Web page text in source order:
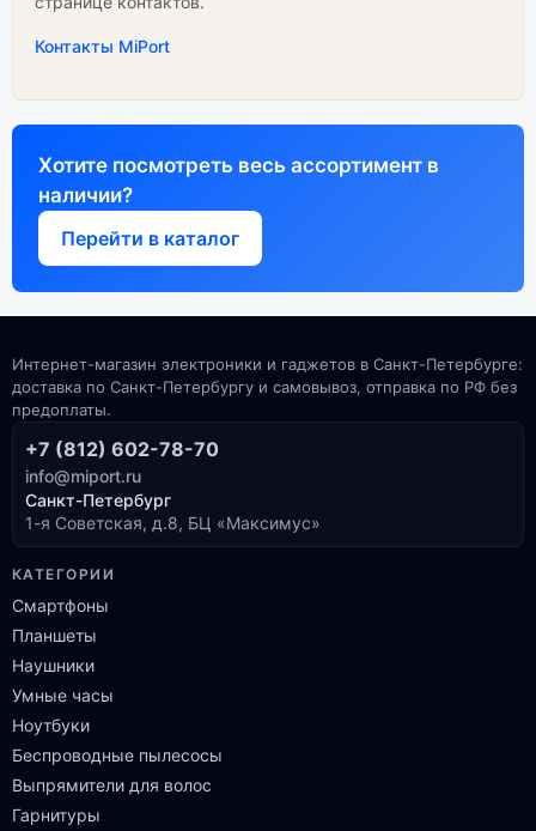
Контакты MiPort
Хотите посмотреть весь ассортимент в
наличии?
Перейти в каталог
Интернет-магазин электроники и гаджетов в Санкт-Петербурге:
доставка по Санкт-Петербургу и самовывоз, отправка по РФ без
предоплаты.
+7 (812) 602-78-70
info@miport.ru
Санкт-Петербург
1-я Советская, д.8, БЦ «Максимус»
КАТЕГОРИИ
Смартфоны
Планшеты
Наушники
Умные часы
Ноутбуки
Беспроводные пылесосы
Выпрямители для волос
Гарнитуры